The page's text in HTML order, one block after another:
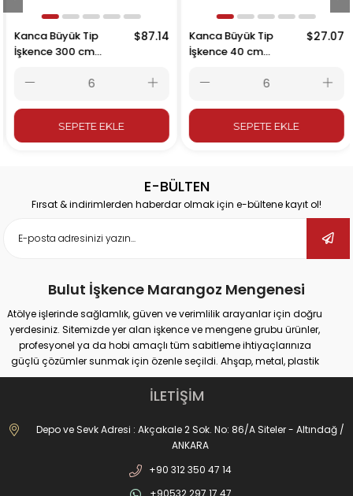
Kanca Büyük Tip
İşkence 300 cm
$87.14
SEPETE EKLE
Kanca Büyük Tip
İşkence 40 cm
$27.07
SEPETE EKLE
E-BÜLTEN
Fırsat & indirimlerden haberdar olmak için e-bültene kayıt ol!
Bulut İşkence Marangoz Mengenesi
Atölye işlerinde sağlamlık, güven ve verimlilik arayanlar için doğru
yerdesiniz. Sitemizde yer alan işkence ve mengene grubu ürünler,
profesyonel ya da hobi amaçlı tüm sabitleme ihtiyaçlarınıza
güçlü çözümler sunmak için özenle seçildi. Ahşap, metal, plastik
gibi farklı yüzeylerde güvenli tutuş sağlayan ürünlerimiz;
marangozluk, kaynak, delme, montaj ve tamir gibi pek çok alanda
maksimum performans vadediyor.
İster büyük ölçekli sanayi tipi işler yapıyor olun, ister evde basit
onarımlar; doğru işkence ve mengeneyle hem iş güvenliğinizi
işkencelerden matkap mengenelerine, ray işkencelerinden kazancı
işkencesine kadar geniş ürün gamımızda her kullanım alanına
İLETİŞİM
Depo ve Sevk Adresi : Akçakale 2 Sok. No: 86/A Siteler - Altındağ /
ANKARA
+90 312 350 47 14
+90532 297 17 47